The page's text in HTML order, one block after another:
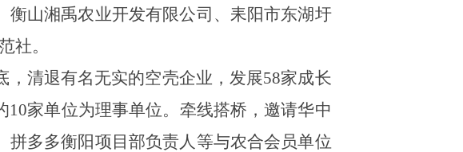
山湘禹农业开发有限公司、 耒阳市东湖圩
社。
，清退有名无实的空壳企业，发展58家成长
10家单位为理事单位。牵线搭桥，邀请华中
多多衡阳项目部负责人等与农合会员单位